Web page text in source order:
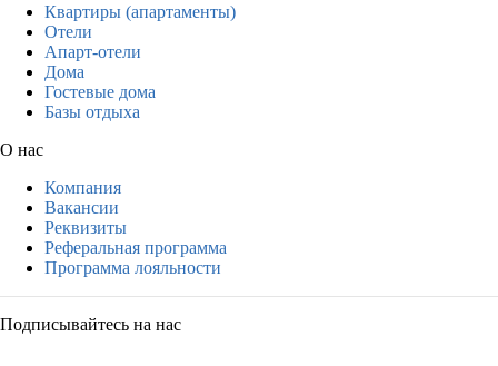
Квартиры (апартаменты)
Отели
Апарт-отели
Дома
Гостевые дома
Базы отдыха
О нас
Компания
Вакансии
Реквизиты
Реферальная программа
Программа лояльности
Подписывайтесь на нас